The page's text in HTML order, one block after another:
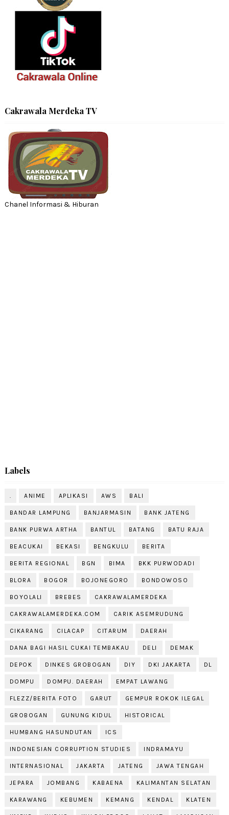
Cakrawala Merdeka TV
Chanel Informasi & Hiburan
Labels
. ANIME APLIKASI AWS BALI
BANDAR LAMPUNG BANJARMASIN BANK JATENG
BANK PURWA ARTHA BANTUL BATANG BATU RAJA
BEACUKAI BEKASI BENGKULU BERITA
BERITA REGIONAL BGN BIMA BKK PURWODADI
BLORA BOGOR BOJONEGORO BONDOWOSO
BOYOLALI BREBES CAKRAWALAMERDEKA
CAKRAWALAMERDEKA.COM CARIK ASEMRUDUNG
CIKARANG CILACAP CITARUM DAERAH
DANA BAGI HASIL CUKAI TEMBAKAU DELI DEMAK
DEPOK DINKES GROBOGAN DIY DKI JAKARTA DL
DOMPU DOMPU. DAERAH EMPAT LAWANG
FLEZZ/BERITA FOTO GARUT GEMPUR ROKOK ILEGAL
GROBOGAN GUNUNG KIDUL HISTORICAL
HUMBANG HASUNDUTAN ICS
INDONESIAN CORRUPTION STUDIES INDRAMAYU
INTERNASIONAL JAKARTA JATENG JAWA TENGAH
JEPARA JOMBANG KABAENA KALIMANTAN SELATAN
KARAWANG KEBUMEN KEMANG KENDAL KLATEN